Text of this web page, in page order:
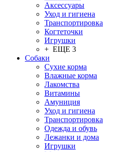
Аксессуары
Уход и гигиена
Транспортировка
Когтеточки
Игрушки
+ ЕЩЕ 3
Собаки
Сухие корма
Влажные корма
Лакомства
Витамины
Амуниция
Уход и гигиена
Транспортировка
Одежда и обувь
Лежанки и дома
Игрушки